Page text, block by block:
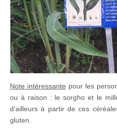
Note intéressante pour les
ou à raison : le sorgho et le
d’ailleurs à partir de ces
gluten.